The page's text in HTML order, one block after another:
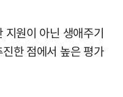
지원이 아닌 생애주기
한 점에서 높은 평가